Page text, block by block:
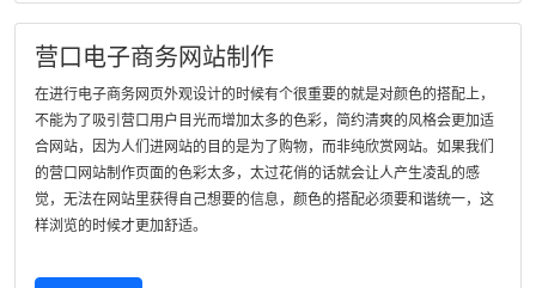
营口电子商务网站制作
在进行电子商务网页外观设计的时候有个很重要的就是对颜色的搭配上，
不能为了吸引营口用户目光而增加太多的色彩，简约清爽的风格会更加适
合网站，因为人们进网站的目的是为了购物，而非纯欣赏网站。如果我们
的营口网站制作页面的色彩太多，太过花俏的话就会让人产生凌乱的感
觉，无法在网站里获得自己想要的信息，颜色的搭配必须要和谐统一，这
样浏览的时候才更加舒适。